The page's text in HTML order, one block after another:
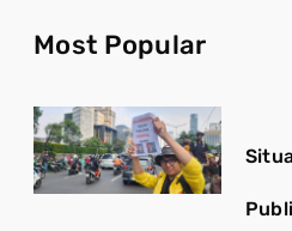
Most Popular